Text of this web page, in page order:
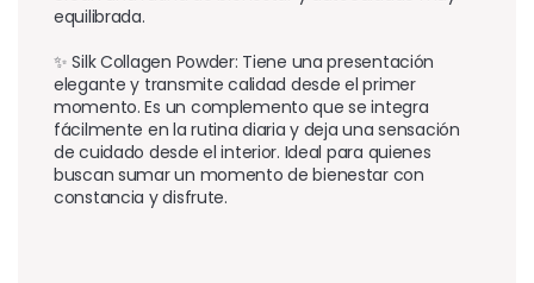
equilibrada.
✨ Silk Collagen Powder: Tiene una presentación
elegante y transmite calidad desde el primer
momento. Es un complemento que se integra
fácilmente en la rutina diaria y deja una sensación
de cuidado desde el interior. Ideal para quienes
buscan sumar un momento de bienestar con
constancia y disfrute.